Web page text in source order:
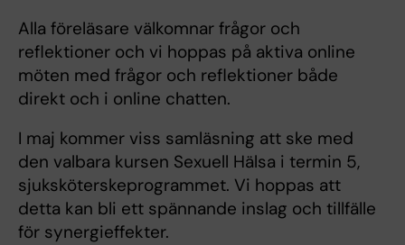
Alla föreläsare välkomnar frågor och
reflektioner och vi hoppas på aktiva online
möten med frågor och reflektioner både
direkt och i online chatten.
I maj kommer viss samläsning att ske med
den valbara kursen Sexuell Hälsa i termin 5,
sjuksköterskeprogrammet. Vi hoppas att
detta kan bli ett spännande inslag och tillfälle
för synergieffekter.